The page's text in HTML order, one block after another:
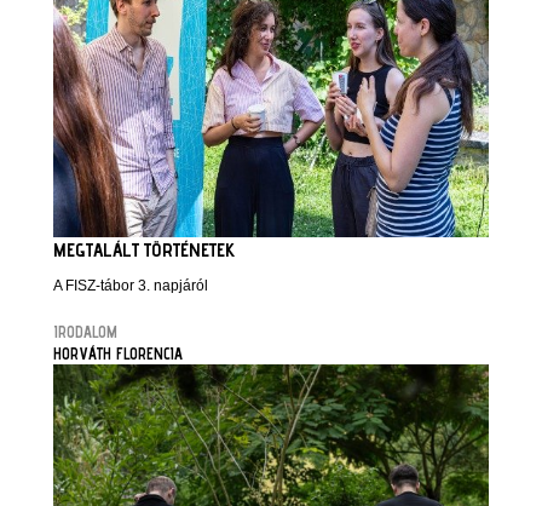
MEGTALÁLT TÖRTÉNETEK
A FISZ-tábor 3. napjáról
IRODALOM
HORVÁTH FLORENCIA